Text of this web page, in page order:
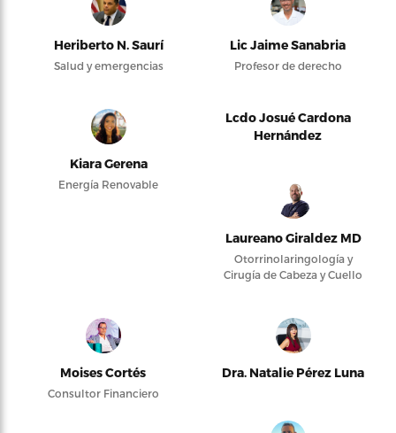
Heriberto N. Saurí
Salud y emergencias
Lic Jaime Sanabria
Profesor de derecho
Kiara Gerena
Energía Renovable
Lcdo Josué Cardona
Hernández
Laureano Giraldez MD
Otorrinolaringología y
Cirugía de Cabeza y Cuello
Moises Cortés
Consultor Financiero
Dra. Natalie Pérez Luna